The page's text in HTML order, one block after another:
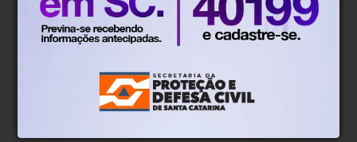
Paraná.
21°
Tempo nublado
Mín.15° Máx.